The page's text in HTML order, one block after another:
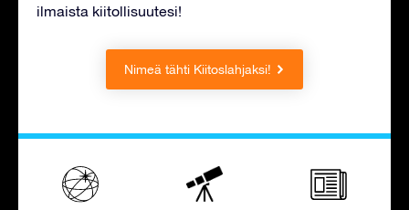
ilmaista kiitollisuutesi!
Nimeä tähti Kiitoslahjaksi!